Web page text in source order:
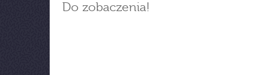
Do zobaczenia!